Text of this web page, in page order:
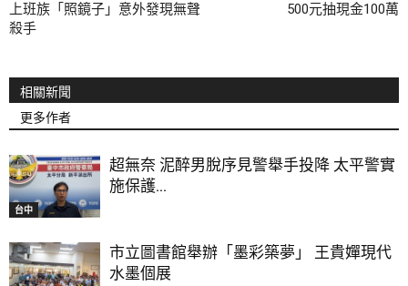
上班族「照鏡子」意外發現無聲
殺手
500元抽現金100萬
相關新聞
更多作者
台中
超無奈 泥醉男脫序見警舉手投降 太平警實
施保護...
市立圖書館舉辦「墨彩築夢」 王貴嬋現代
水墨個展